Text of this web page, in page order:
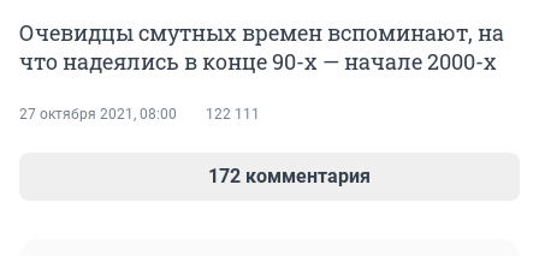
Очевидцы смутных времен вспоминают, на
что надеялись в конце 90-х — начале 2000-х
27 октября 2021, 08:00 122 111
172 комментария